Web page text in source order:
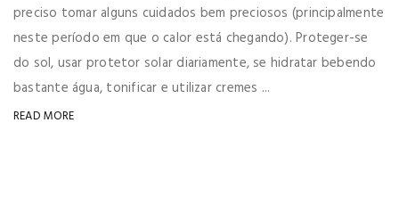
preciso tomar alguns cuidados bem preciosos (principalmente
neste período em que o calor está chegando). Proteger-se
do sol, usar protetor solar diariamente, se hidratar bebendo
bastante água, tonificar e utilizar cremes ...
READ MORE